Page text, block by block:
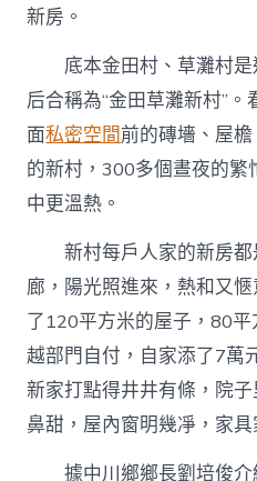
新房。
底本金田村、草灘村
后合稱為“金田草灘新村”
面私密空間前的磚墻、屋
的新村，300多個晝夜的繁
中更溫熱。
新村每戶人家的新房
廊，陽光照進來，熱和又
了120平方米的屋子，80
越部門自付，自家添了7萬
新家打點得井井有條，院
鼻甜，屋內窗明幾凈，家具
據中川鄉鄉長劉培俊